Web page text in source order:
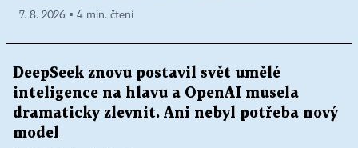
7. 8. 2026 ▪ 4 min. čtení
DeepSeek znovu postavil svět umělé
inteligence na hlavu a OpenAI musela
dramaticky zlevnit. Ani nebyl potřeba nový
model